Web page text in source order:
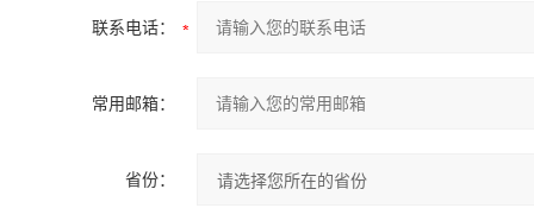
联系电话：
常用邮箱：
省份：